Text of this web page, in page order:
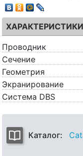
ХАРАКТЕРИСТИКИ
Проводник
Сечение
Геометрия
Экранирование
Система DBS
Каталог: